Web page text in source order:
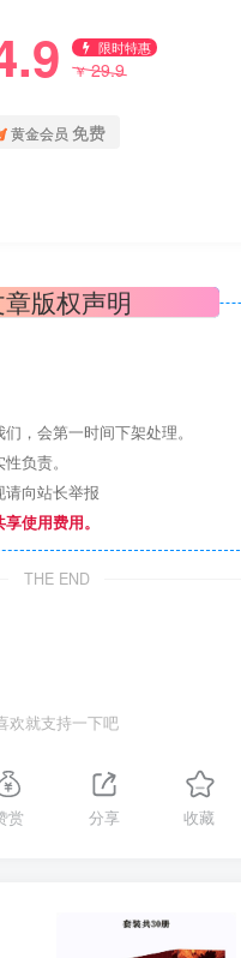
限时特惠
￥29.9
黄金会员 免费
版权声明
，会第一时间下架处理。
负责。
向站长举报
使用费用。
THE END
欢就支持一下吧
赏 分享 收藏